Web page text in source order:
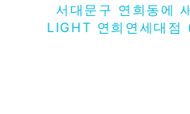
서대문구 연희동에
LIGHT 연희연세대점